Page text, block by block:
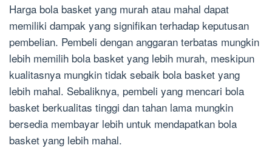
Harga bola basket yang murah atau mahal dapat
memiliki dampak yang signifikan terhadap keputusan
pembelian. Pembeli dengan anggaran terbatas mungkin
lebih memilih bola basket yang lebih murah, meskipun
kualitasnya mungkin tidak sebaik bola basket yang
lebih mahal. Sebaliknya, pembeli yang mencari bola
basket berkualitas tinggi dan tahan lama mungkin
bersedia membayar lebih untuk mendapatkan bola
basket yang lebih mahal.